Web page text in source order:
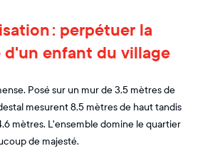
: perpétuer la
d'un enfant du village
Posé sur un mur de 3,5 mètres de
mesurent 8,5 mètres de haut tandis
mètres. L'ensemble domine le quartier
de majesté.